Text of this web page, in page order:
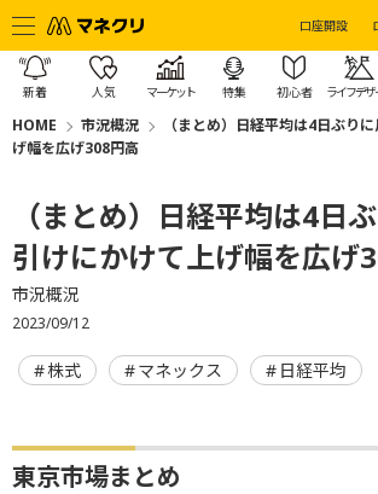
口座開設
新着 人気 マーケット 特集 初心者 ライフデザ
HOME 市況概況
（まとめ）日経平均は4日ぶり
げ幅を広げ308円高
（まとめ）日経平均は4日
引けにかけて上げ幅を広げ
市況概況
2023/09/12
株式 マネックス 日経平均
東京市場まとめ